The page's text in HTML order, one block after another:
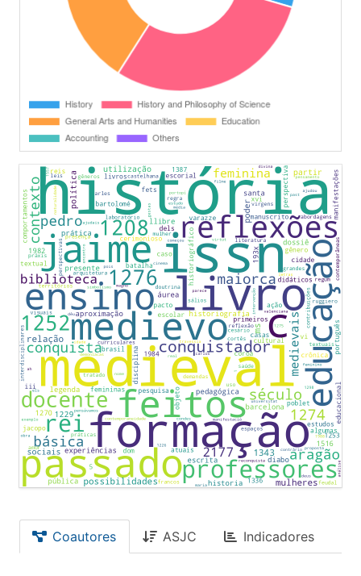
Coautores ASJC Indicadores